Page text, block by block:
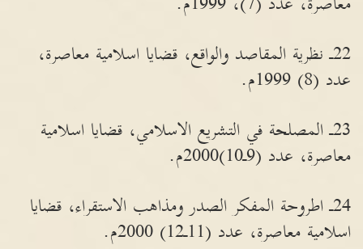
22ـ نظرية المقاصد والواقع، قضايا اسلامية معاصرة،
عدد (8) 1999م.
23ـ المصلحة في التشريع الاسلامي، قضايا اسلامية
معاصرة، عدد (9ـ10)2000م.
24ـ اطروحة المفكر الصدر ومذاهب الاستقراء، قضايا
اسلامية معاصرة، عدد (11ـ12) 2000م.